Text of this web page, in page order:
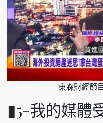
東森財經節
▮5-我的媒體